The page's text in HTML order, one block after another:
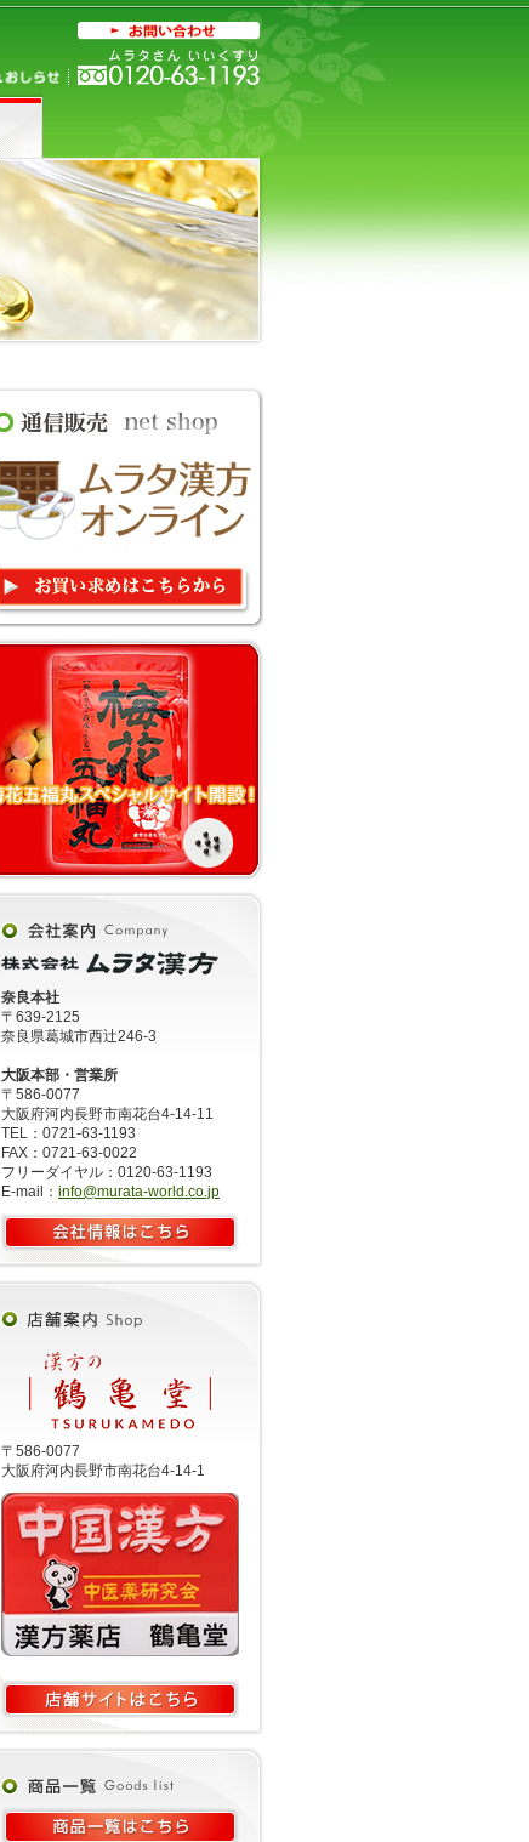
奈良本社
〒639-2125
奈良県葛城市西辻246-3
大阪本部・営業所
〒586-0077
大阪府河内長野市南花台4-14-11
TEL：0721-63-1193
FAX：0721-63-0022
フリーダイヤル：0120-63-1193
E-mail： info@murata-world.co.jp
〒586-0077
大阪府河内長野市南花台4-14-1